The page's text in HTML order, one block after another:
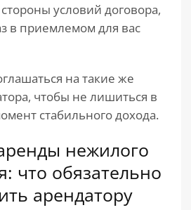
условий договора,
в приемлемом для вас
на такие же
чтобы не лишиться в
стабильного дохода.
нежилого
что обязательно
арендатору